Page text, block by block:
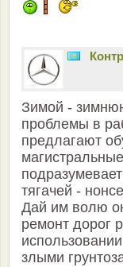
Зимой -
проблемы в
предлагают
тягачей -
Дай им волю
ремонт дорог
злыми